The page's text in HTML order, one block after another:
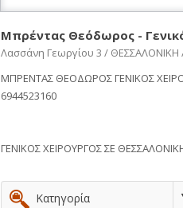
Μπρέντας Θεόδωρος -
Λασσάνη Γεωργίου 3 /
ΜΠΡΕΝΤΑΣ ΘΕΟΔΩΡΟΣ ΓΕΝΙΚΟΣ
6944523160
ΓΕΝΙΚΟΣ ΧΕΙΡΟΥΡΓΟΣ ΣΕ
Κατηγορία